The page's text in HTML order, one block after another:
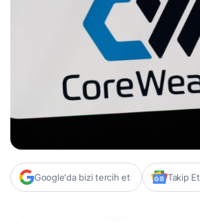
Google'da bizi tercih et Takip Et